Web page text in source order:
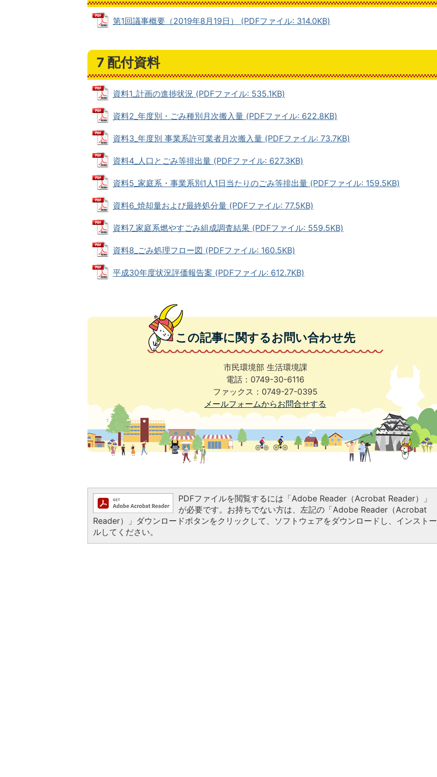
第1回議事概要（2019年8月19日） (PDFファイル: 314.0KB)
7 配付資料
資料1_計画の進捗状況 (PDFファイル: 535.1KB)
資料2_年度別・ごみ種別月次搬入量 (PDFファイル: 622.8KB)
資料3_年度別 事業系許可業者月次搬入量 (PDFファイル: 73.7KB)
資料4_人口とごみ等排出量 (PDFファイル: 627.3KB)
資料5_家庭系・事業系別1人1日当たりのごみ等排出量 (PDFファイル: 159.5KB)
資料6_焼却量および最終処分量 (PDFファイル: 77.5KB)
資料7_家庭系燃やすごみ組成調査結果 (PDFファイル: 559.5KB)
資料8_ごみ処理フロー図 (PDFファイル: 160.5KB)
平成30年度状況評価報告案 (PDFファイル: 612.7KB)
この記事に関するお問い合わせ先
市民環境部 生活環境課
電話：0749-30-6116
ファックス：0749-27-0395
メールフォームからお問合せする
PDFファイルを閲覧するには「Adobe Reader（Acrobat Reader）」
が必要です。お持ちでない方は、左記の「Adobe Reader（Acrobat
Reader）」ダウンロードボタンをクリックして、ソフトウェアをダウンロードし、インストー
ルしてください。